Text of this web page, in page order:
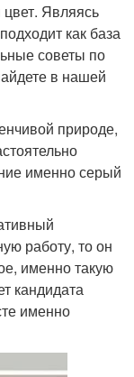
Являясь
как база
советы по
в нашей
природе,
именно серый
работу, то он
именно такую
кандидата
именно